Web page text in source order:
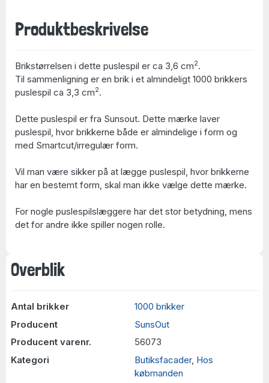
Overblik
Antal brikker
1000 brikker
Producent
SunsOut
Producent varenr.
56073
Kategori
Butiksfacader, Hos
købmanden
Produktbeskrivelse
Brikstørrelsen i dette puslespil er ca 3,6 cm2.
Til sammenligning er en brik i et almindeligt 1000 brikkers
puslespil ca 3,3 cm2.
Dette puslespil er fra Sunsout. Dette mærke laver
puslespil, hvor brikkerne både er almindelige i form og
med Smartcut/irregulær form.
Vil man være sikker på at lægge puslespil, hvor brikkerne
har en bestemt form, skal man ikke vælge dette mærke.
For nogle puslespilslæggere har det stor betydning, mens
det for andre ikke spiller nogen rolle.